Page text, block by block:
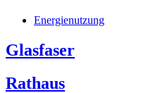
Energienutzung
Glasfaser
Rathaus